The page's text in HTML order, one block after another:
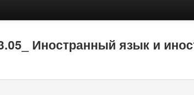
Иностранный язык и